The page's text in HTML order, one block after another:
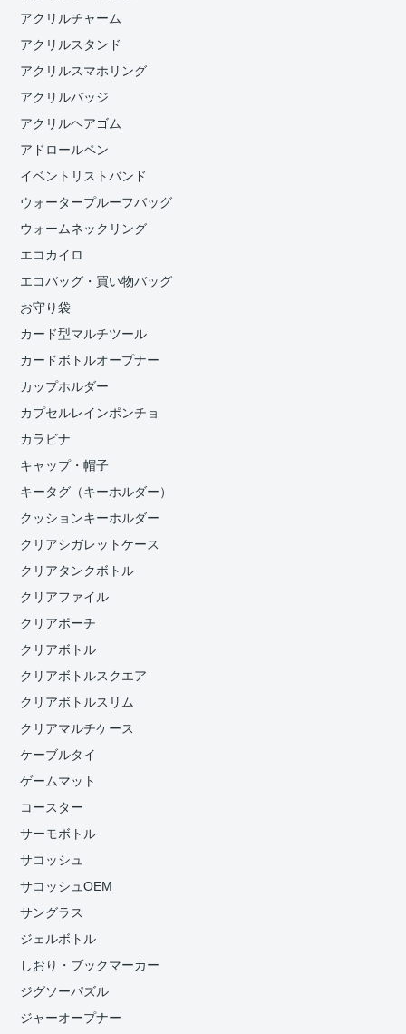
アクリルチャーム
アクリルスタンド
アクリルスマホリング
アクリルバッジ
アクリルヘアゴム
アドロールペン
イベントリストバンド
ウォータープルーフバッグ
ウォームネックリング
エコカイロ
エコバッグ・買い物バッグ
お守り袋
カード型マルチツール
カードボトルオープナー
カップホルダー
カプセルレインポンチョ
カラビナ
キャップ・帽子
キータグ（キーホルダー）
クッションキーホルダー
クリアシガレットケース
クリアタンクボトル
クリアファイル
クリアポーチ
クリアボトル
クリアボトルスクエア
クリアボトルスリム
クリアマルチケース
ケーブルタイ
ゲームマット
コースター
サーモボトル
サコッシュ
サコッシュOEM
サングラス
ジェルボトル
しおり・ブックマーカー
ジグソーパズル
ジャーオープナー